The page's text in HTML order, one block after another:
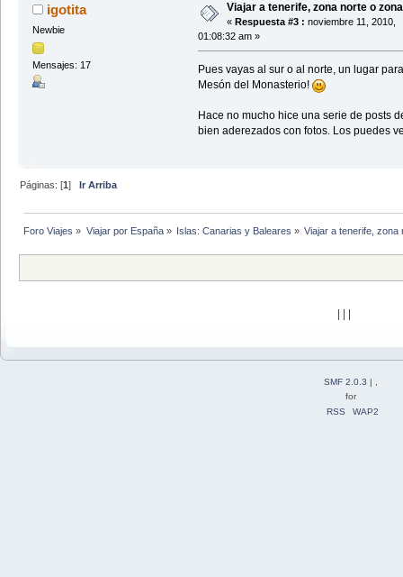
igotita
Newbie
Mensajes: 17
Viajar a tenerife, zona norte o
« Respuesta #3 : noviembre 11, 2010,
01:08:32 am »
Pues vayas al sur o al norte, un lugar
Mesón del Monasterio!
Hace no mucho hice una serie de posts
bien aderezados con fotos. Los puedes
Páginas: [1]Ir Arriba
Foro Viajes » Viajar por España» Islas: Canarias y Baleares » Viajar a tenerife, zona
| | |
SMF 2.0.3 | ,
for
RSS
WAP2